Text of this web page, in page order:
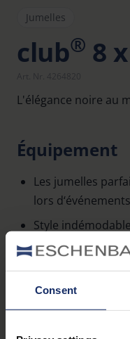
Consent
Jumelles
club® 8
L'élégance noire au
Équipement
Les jumelles
lors
Style
– qui succèdent
maintes fois